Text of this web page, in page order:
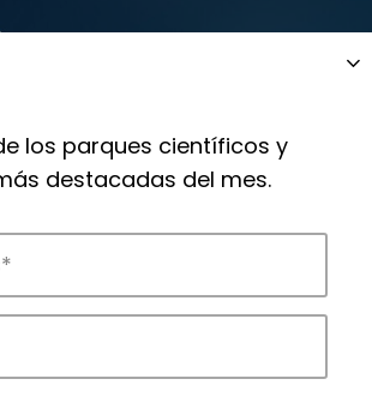
los parques científicos y
destacadas del mes.